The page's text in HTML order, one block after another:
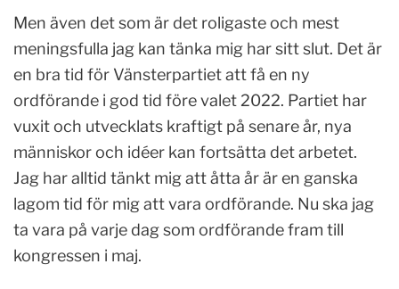
Men även det som är det roligaste och mest
meningsfulla jag kan tänka mig har sitt slut. Det är
en bra tid för Vänsterpartiet att få en ny
ordförande i god tid före valet 2022. Partiet har
vuxit och utvecklats kraftigt på senare år, nya
människor och idéer kan fortsätta det arbetet.
Jag har alltid tänkt mig att åtta år är en ganska
lagom tid för mig att vara ordförande. Nu ska jag
ta vara på varje dag som ordförande fram till
kongressen i maj.